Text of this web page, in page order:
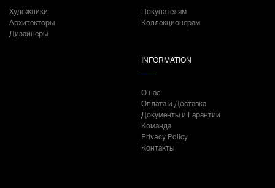
Художники
Архитекторы
Дизайнеры
Покупателям
Коллекционерам
INFORMATION
О нас
Оплата и Доставка
Документы и Гарантии
Команда
Privacy Policy
Контакты